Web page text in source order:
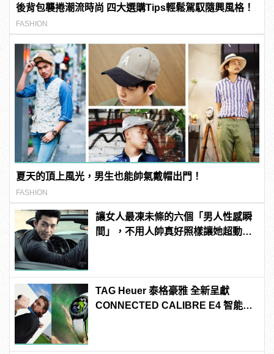
後背包襲捲潮流時尚 四大選購Tips輕鬆駕馭隨興風格！
FASHION
夏天的頂上風光，男生也能帥氣戴帽出門！
FASHION
讓女人最凍未條的六個「男人性感瞬
間」，不用人帥真好照樣讓她超動
TAG Heuer 泰格豪雅 全新呈獻
CONNECTED CALIBRE E4 智能腕